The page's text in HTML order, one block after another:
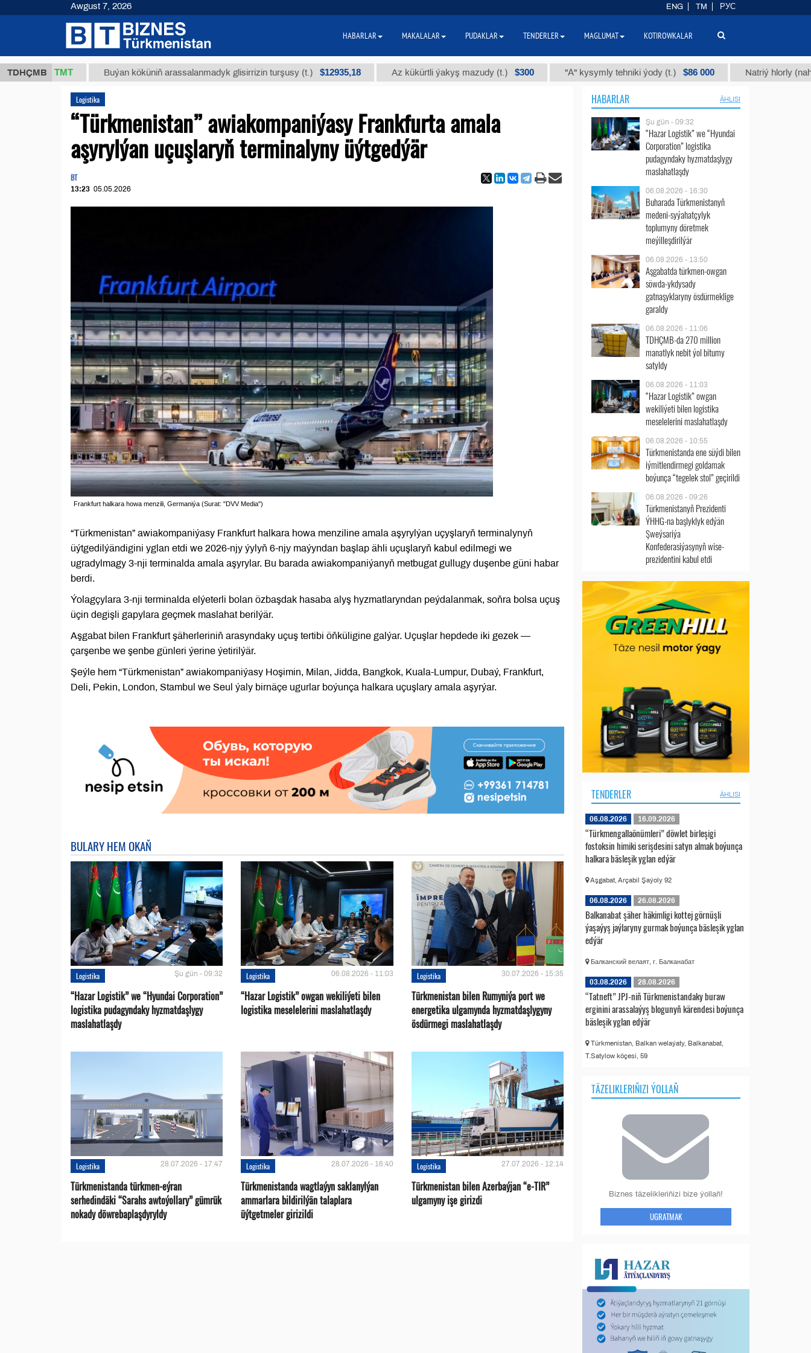
TDHÇMB
37,8 ТМТ Buýan köküniň arassalanmadyk glisirrizin turşusy (t.) $12935,18 Az kükürtli ýakyş mazudy (t.) $300 "А" kysymly tehniki ýody (t.) $86 000 Natriý hlorly (nahar
Logistika
“Türkmenistan” awiakompaniýasy Frankfurta amala
aşyrylýan uçuşlaryň terminalyny üýtgedýär
BT
13:23 05.05.2026
Frankfurt halkara howa menzili, Germaniýa (Surat: "DVV Media")
“Türkmenistan” awiakompaniýasy Frankfurt halkara howa menziline amala aşyrylýan uçyşlaryň terminalynyň
üýtgedilýändigini yglan etdi we 2026-njy ýylyň 6-njy maýyndan başlap ähli uçuşlaryň kabul edilmegi we
ugradylmagy 3-nji terminalda amala aşyrylar. Bu barada awiakompaniýanyň metbugat gullugy duşenbe güni habar
berdi.
Ýolagçylara 3-nji terminalda elýeterli bolan özbaşdak hasaba alyş hyzmatlaryndan peýdalanmak, soňra bolsa uçuş
üçin degişli gapylara geçmek maslahat berilýär.
Aşgabat bilen Frankfurt şäherleriniň arasyndaky uçuş tertibi öňküligine galýar. Uçuşlar hepdede iki gezek —
çarşenbe we şenbe günleri ýerine ýetirilýär.
Şeýle hem “Türkmenistan” awiakompaniýasy Hoşimin, Milan, Jidda, Bangkok, Kuala-Lumpur, Dubaý, Frankfurt,
Deli, Pekin, London, Stambul we Seul ýaly birnäçe ugurlar boýunça halkara uçuşlary amala aşyrýar.
BULARY HEM OKAŇ
Logistika Şu gün - 09:32
“Hazar Logistik” we “Hyundai Corporation”
logistika pudagyndaky hyzmatdaşlygy
maslahatlaşdy
Logistika 06.08.2026 - 11:03
“Hazar Logistik” owgan wekiliýeti bilen
logistika meselelerini maslahatlaşdy
Logistika 30.07.2026 - 15:35
Türkmenistan bilen Rumyniýa port we
energetika ulgamynda hyzmatdaşlygyny
ösdürmegi maslahatlaşdy
Logistika 28.07.2026 - 17:47
Türkmenistanda türkmen-eýran
serhedindäki “Sarahs awtoýollary” gümrük
nokady döwrebaplaşdyryldy
Logistika 28.07.2026 - 16:40
Türkmenistanda wagtlaýyn saklanylýan
ammarlara bildirilýän talaplara
üýtgetmeler girizildi
Logistika 27.07.2026 - 12:14
Türkmenistan bilen Azerbaýjan “e-TIR”
ulgamyny işe girizdi
HABARLAR ÄHLISI
Şu gün - 09:32
“Hazar Logistik” we “Hyundai
Corporation” logistika
pudagyndaky hyzmatdaşlygy
maslahatlaşdy
06.08.2026 - 16:30
Buharada Türkmenistanyň
medeni-syýahatçylyk
toplumyny döretmek
meýilleşdirilýär
06.08.2026 - 13:50
Aşgabatda türkmen-owgan
söwda-ykdysady
gatnaşyklaryny ösdürmeklige
garaldy
06.08.2026 - 11:06
TDHÇMB-da 270 million
manatlyk nebit ýol bitumy
satyldy
06.08.2026 - 11:03
“Hazar Logistik” owgan
wekiliýeti bilen logistika
meselelerini maslahatlaşdy
06.08.2026 - 10:55
Türkmenistanda ene süýdi bilen
iýmitlendirmegi goldamak
boýunça “tegelek stol” geçirildi
06.08.2026 - 09:26
Türkmenistanyň Prezidenti
ÝHHG-na başlyklyk edýän
Şweýsariýa
Konfederasiýasynyň wise-
prezidentini kabul etdi
TENDERLER ÄHLISI
06.08.2026 16.09.2026
“Türkmengallaönümleri” döwlet birleşigi
fostoksin himiki serişdesini satyn almak boýunça
halkara bäsleşik yglan edýär
Aşgabat, Arçabil Şaýoly 92
06.08.2026 26.08.2026
Balkanabat şäher häkimligi kottej görnüşli
ýaşaýyş jaýlaryny gurmak boýunça bäsleşik yglan
edýär
Балканский велаят, г. Балканабат
03.08.2026 28.08.2026
“Tatneft” JPJ-niň Türkmenistandaky buraw
erginini arassalaýyş blogunyň kärendesi boýunça
bäsleşik yglan edýär
Türkmenistan, Balkan welaýaty, Balkanabat,
T.Satylow köçesi, 59
TÄZELIKLERIŇIZI ÝOLLAŇ
Biznes täzelikleriňizi bize ýollaň!
UGRATMAK
Awgust 7, 2026 ENG TM РУС
HABARLAR MAKALALAR PUDAKLAR TENDERLER MAGLUMAT KOTIROWKALAR